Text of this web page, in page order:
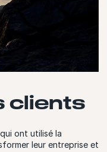
clients
ont utilisé la
leur entreprise et